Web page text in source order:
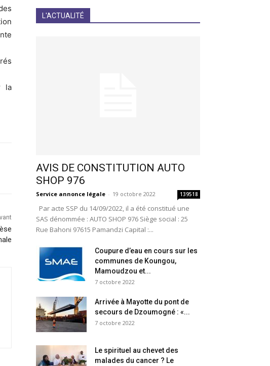
la
L'ACTUALITÉ
AVIS DE CONSTITUTION AUTO
SHOP 976
Service annonce légale - 19 octobre 2022 139518
Par acte SSP du 14/09/2022, il a été constitué une
SAS dénommée : AUTO SHOP 976 Siège social : 25
Rue Bahoni 97615 Pamandzi Capital :...
Coupure d’eau en cours sur les
communes de Koungou,
Mamoudzou et...
7 octobre 2022
Arrivée à Mayotte du pont de
secours de Dzoumogné : «...
7 octobre 2022
Le spirituel au chevet des
malades du cancer ? Le